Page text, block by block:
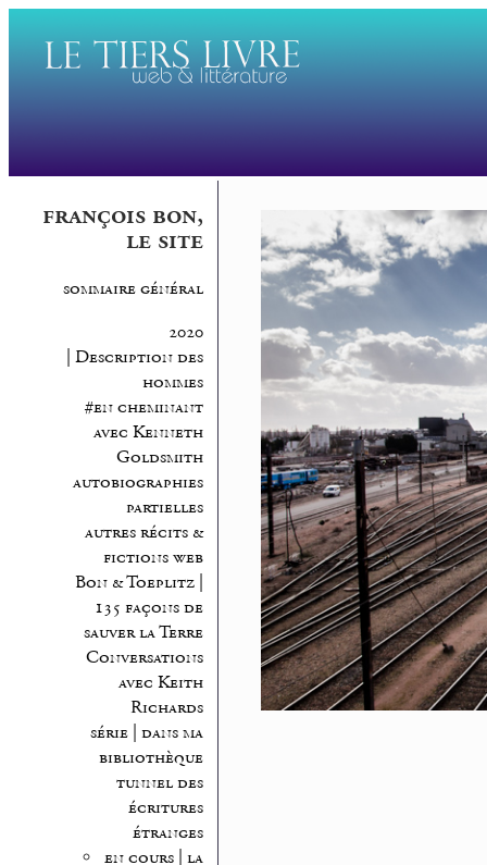
françois bon,
le site
sommaire général
2020
| Description des
hommes
#en cheminant
avec Kenneth
Goldsmith
autobiographies
partielles
autres récits &
fictions web
Bon & Toeplitz |
135 façons de
sauver la Terre
Conversations
avec Keith
Richards
série | dans ma
bibliothèque
tunnel des
écritures
étranges
en cours | la